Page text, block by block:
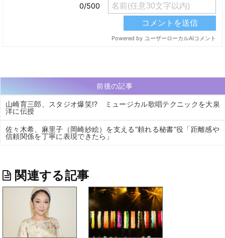
前後の記事
山崎育三郎、スタジオ爆笑!? ミュージカル歌唱テクニックを大泉
洋に伝授
佐々木希、麻里子（岡崎紗絵）を支える“頼れる秘書”役「距離感や
信頼関係を丁寧に表現できたら」
関連する記事